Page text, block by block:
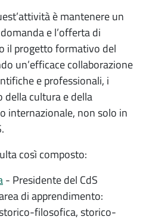
è mantenere un
e l’offerta di
il progetto formativo del
un’efficace collaborazione
e professionali, i
della cultura e della
internazionale, non solo in
così composto:
- Presidente del CdS
di apprendimento:
filosofica, storico-